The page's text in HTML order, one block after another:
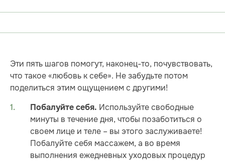
Эти пять шагов помогут, наконец-то, почувствовать,
что такое «любовь к себе». Не забудьте потом
поделиться этим ощущением с другими!
Побалуйте себя. Используйте свободные
минуты в течение дня, чтобы позаботиться о
своем лице и теле – вы этого заслуживаете!
Побалуйте себя массажем, а во время
выполнения ежедневных уходовых процедур